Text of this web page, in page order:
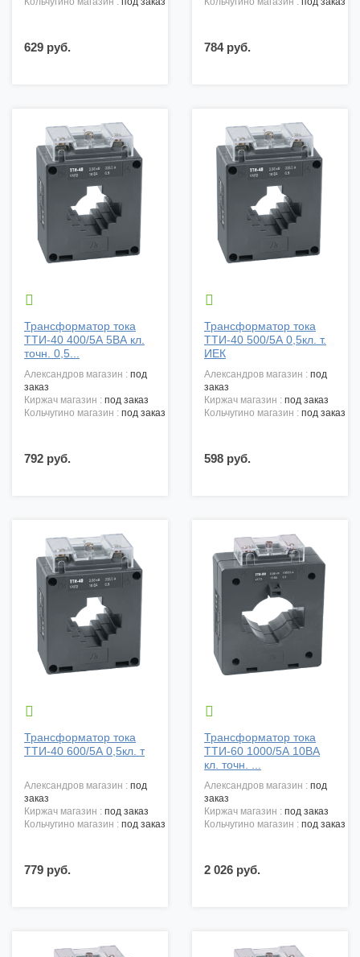
629 руб. 784 руб.

Трансформатор тока
ТТИ-40 400/5А 5ВА кл.
точн. 0,5...
александров магазин : под
заказ
киржач магазин : под заказ
кольчугино магазин : под заказ
792 руб.

Трансформатор тока
ТТИ-40 500/5А 0,5кл. т.
ИЕК
александров магазин : под
заказ
киржач магазин : под заказ
кольчугино магазин : под заказ
598 руб.

Трансформатор тока
ТТИ-40 600/5А 0,5кл. т
александров магазин : под
заказ
киржач магазин : под заказ
кольчугино магазин : под заказ
779 руб.

Трансформатор тока
ТТИ-60 1000/5А 10ВА
кл. точн. ...
александров магазин : под
заказ
киржач магазин : под заказ
кольчугино магазин : под заказ
2 026 руб.